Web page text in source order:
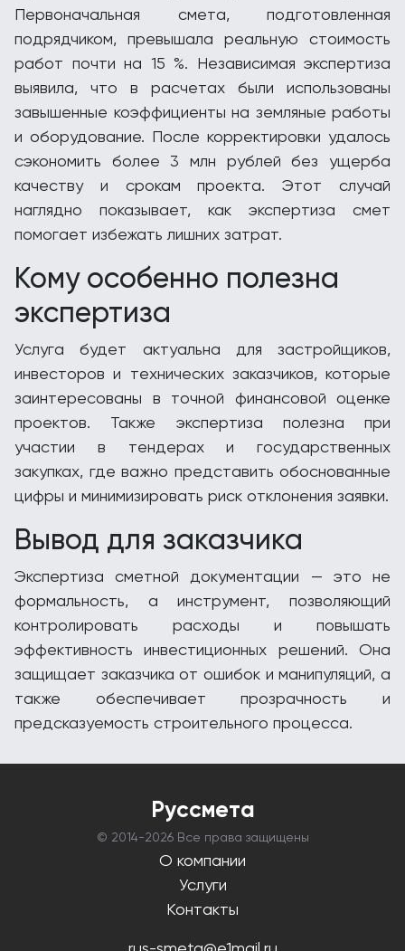
Первоначальная смета, подготовленная
подрядчиком, превышала реальную стоимость
работ почти на 15 %. Независимая экспертиза
выявила, что в расчетах были использованы
завышенные коэффициенты на земляные работы
и оборудование. После корректировки удалось
сэкономить более 3 млн рублей без ущерба
качеству и срокам проекта. Этот случай
наглядно показывает, как экспертиза смет
помогает избежать лишних затрат.
Кому особенно полезна
экспертиза
Услуга будет актуальна для застройщиков,
инвесторов и технических заказчиков, которые
заинтересованы в точной финансовой оценке
проектов. Также экспертиза полезна при
участии в тендерах и государственных
закупках, где важно представить обоснованные
цифры и минимизировать риск отклонения заявки.
Вывод для заказчика
Экспертиза сметной документации — это не
формальность, а инструмент, позволяющий
контролировать расходы и повышать
эффективность инвестиционных решений. Она
защищает заказчика от ошибок и манипуляций, а
также обеспечивает прозрачность и
предсказуемость строительного процесса.
Руссмета
© 2014-2026 Все права защищены
О компании
Услуги
Контакты